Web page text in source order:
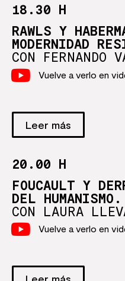
18.30 H
RAWLS Y
MODERNIDAD
CON FERNANDO
Vuelve a verlo en
Leer más
20.00 H
FOUCAULT Y
DEL HUMANISMO.
CON LAURA
Vuelve a verlo en